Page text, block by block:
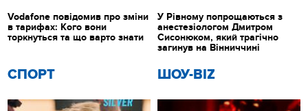
СПОРТ ШОУ-BIZ
Vodafone повідомив про зміни
в тарифах: Кого вони
торкнуться та що варто знати
У Рівному попрощаються з
анестезіологом Дмитром
Сисонюком, який трагічно
загинув на Вінниччині